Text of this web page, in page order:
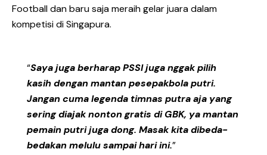
Football dan baru saja meraih gelar juara dalam
kompetisi di Singapura.
“Saya juga berharap PSSI juga nggak pilih
kasih dengan mantan pesepakbola putri.
Jangan cuma legenda timnas putra aja yang
sering diajak nonton gratis di GBK, ya mantan
pemain putri juga dong. Masak kita dibeda-
bedakan melulu sampai hari ini.”